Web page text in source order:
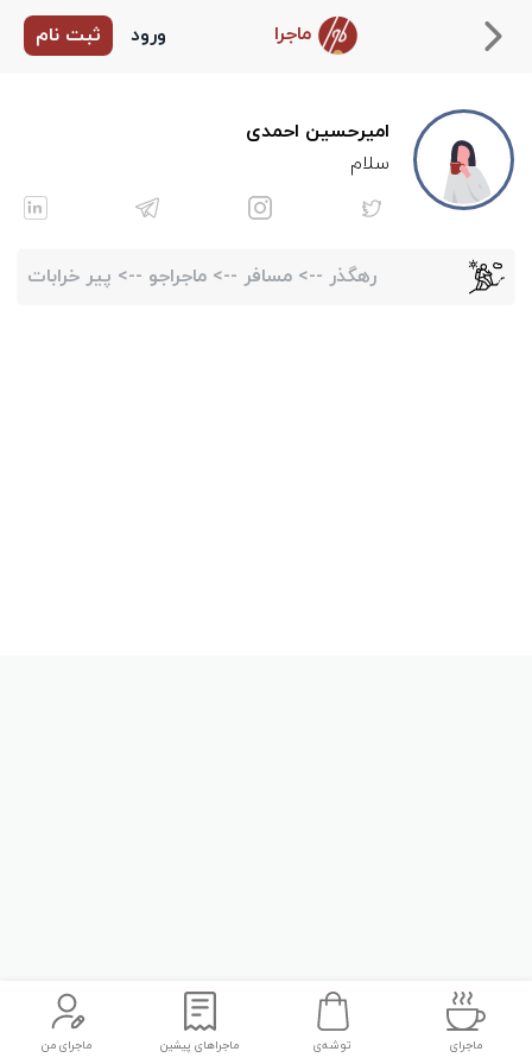
ماجرا ورود ثبت نام
ماجرای توشه‌ی ماجراهای پیشین ماجرای من
امیرحسین احمدی
سلام
رهگذر --> مسافر --> ماجراجو --> پیر خرابات